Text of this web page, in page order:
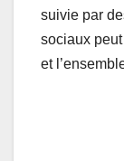
suivie par
sociaux
et